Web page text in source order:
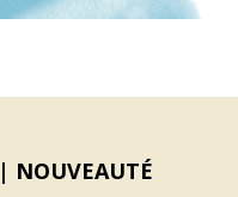
NOUVEAUTÉ